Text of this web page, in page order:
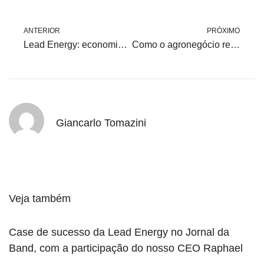
ANTERIOR
Lead Energy: economia e estratégia no fornecimento de energia
PRÓXIMO
Como o agronegócio reduz custos com energia em 2025
Giancarlo Tomazini
Veja também
Case de sucesso da Lead Energy no Jornal da
Band, com a participação do nosso CEO Raphael